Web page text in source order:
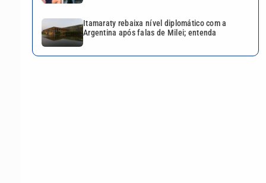
Itamaraty rebaixa nível diplomático com a
Argentina após falas de Milei; entenda